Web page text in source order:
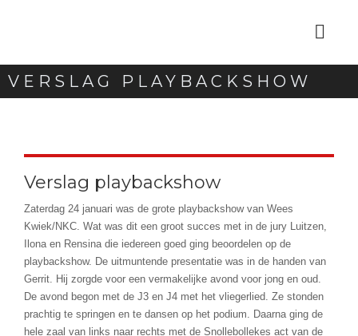
VERSLAG PLAYBACKSHOW
Verslag playbackshow
Zaterdag 24 januari was de grote playbackshow van Wees
Kwiek/NKC. Wat was dit een groot succes met in de jury Luitzen,
Ilona en Rensina die iedereen goed ging beoordelen op de
playbackshow. De uitmuntende presentatie was in de handen van
Gerrit. Hij zorgde voor een vermakelijke avond voor jong en oud.
De avond begon met de J3 en J4 met het vliegerlied. Ze stonden
prachtig te springen en te dansen op het podium. Daarna ging de
hele zaal van links naar rechts met de Snollebollekes act van de